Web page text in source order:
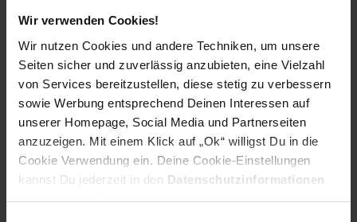
Wir verwenden Cookies!
Wir nutzen Cookies und andere Techniken, um unsere
Seiten sicher und zuverlässig anzubieten, eine Vielzahl
von Services bereitzustellen, diese stetig zu verbessern
sowie Werbung entsprechend Deinen Interessen auf
unserer Homepage, Social Media und Partnerseiten
anzuzeigen. Mit einem Klick auf „Ok“ willigst Du in die
Cookie Verwendung ein. Deine Cookie-Einstellungen
kannst Du jederzeit in den Datenschutzinformationen
ändern bzw. widerrufen.
Hinweis: Aus Gründen der leichteren Lesbarkeit verwenden
wir im Textverlauf die männliche Form der Anrede.
Selbstverständlich sind bei Netto Menschen jeder
Geschlechtsidentität willkommen.
Fußzeile